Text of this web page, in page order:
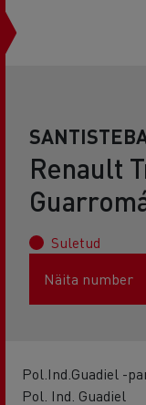
Renault
Suletud
Näita number
Pol.Ind.Guadiel -
Pol. Ind. Guadiel